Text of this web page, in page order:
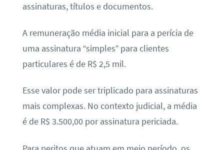
assinaturas, títulos e documentos.
A remuneração média inicial para a perícia de
uma assinatura “simples” para clientes
particulares é de R$ 2,5 mil.
Esse valor pode ser triplicado para assinaturas
mais complexas. No contexto judicial, a média
é de R$ 3.500,00 por assinatura periciada.